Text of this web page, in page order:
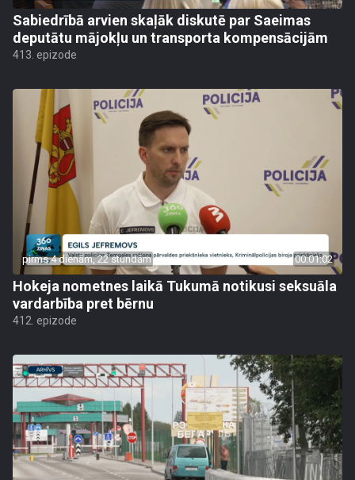
Sabiedrībā arvien skaļāk diskutē par Saeimas
deputātu mājokļu un transporta kompensācijām
413. epizode
pirms 4 dienām, 22 stundām 00:01:02
Hokeja nometnes laikā Tukumā notikusi seksuāla
vardarbība pret bērnu
412. epizode